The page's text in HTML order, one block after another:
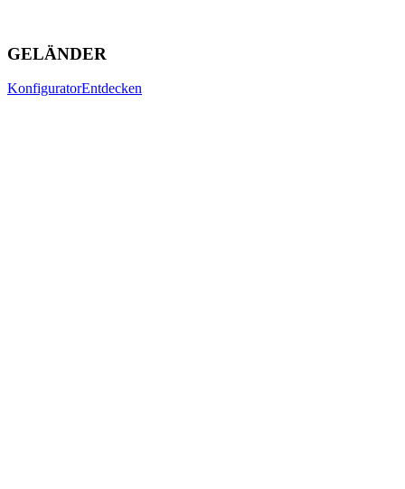
GELÄNDER
KonfiguratorEntdecken